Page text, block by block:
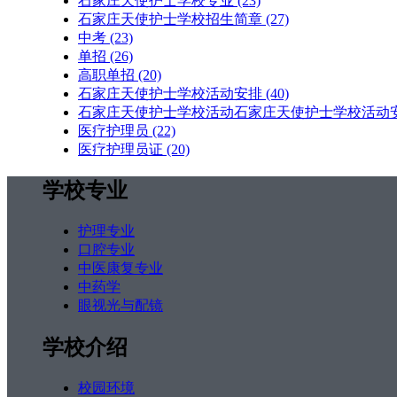
石家庄天使护士学校招生简章 (27)
中考 (23)
单招 (26)
高职单招 (20)
石家庄天使护士学校活动安排 (40)
石家庄天使护士学校活动石家庄天使护士学校活动
医疗护理员 (22)
医疗护理员证 (20)
学校专业
护理专业
口腔专业
中医康复专业
中药学
眼视光与配镜
学校介绍
校园环境